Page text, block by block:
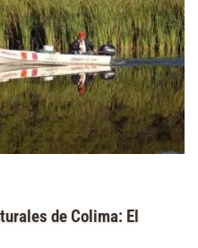
de Colima: El